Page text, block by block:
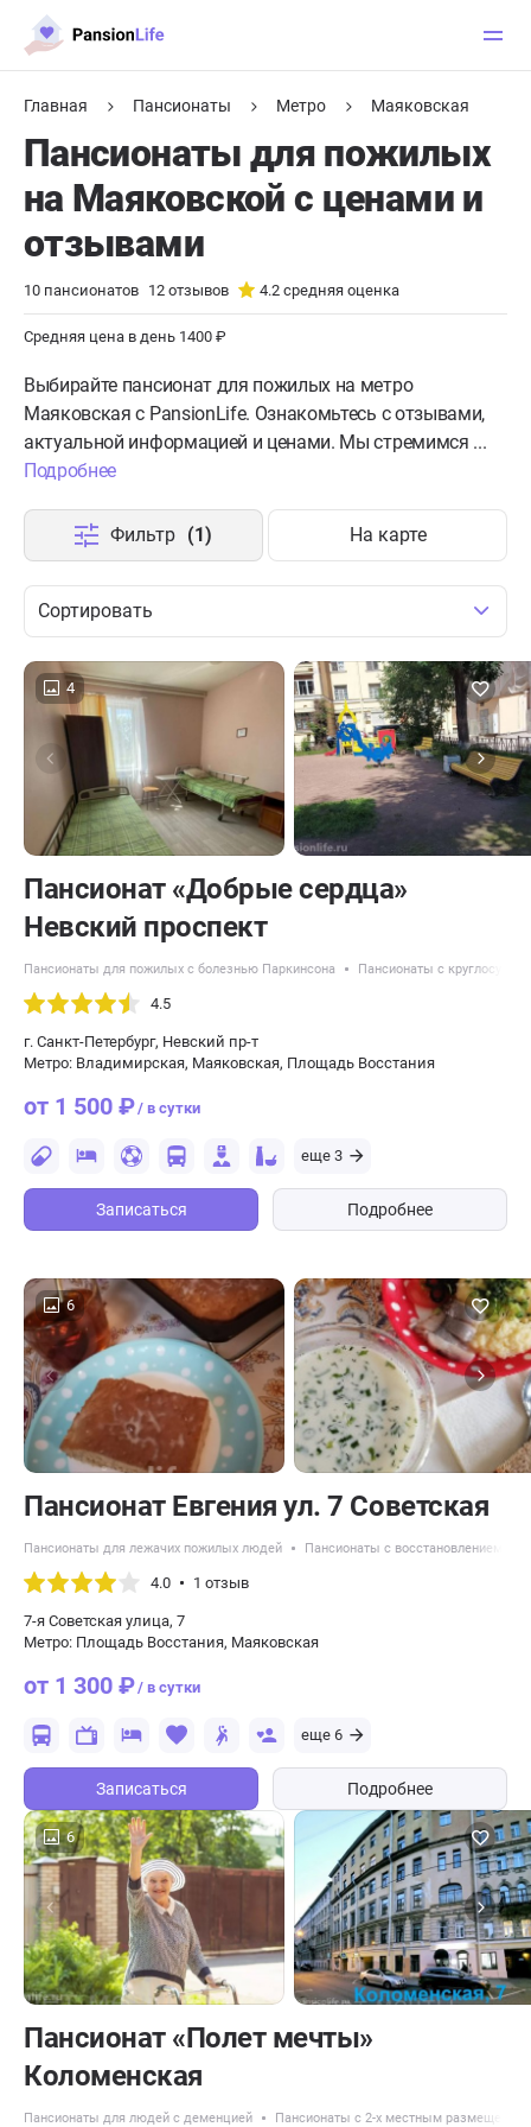
Главная Пансионаты Метро Маяковская
Пансионаты для пожилых
на Маяковской с ценами и
отзывами
10 пансионатов 12 отзывов 4.2 средняя оценка
Средняя цена в день 1400 ₽
Выбирайте пансионат для пожилых на метро
Маяковская с PansionLife. Ознакомьтесь с отзывами,
актуальной информацией и ценами. Мы стремимся ...
Подробнее
Сортировать
Фильтр (1) На карте
4
Пансионат «Добрые сердца»
Невский проспект
Пансионаты для пожилых с болезнью Паркинсона Пансионаты с
4.5
г. Санкт-Петербург, Невский пр-т
Метро: Владимирская, Маяковская, Площадь Восстания
от 1 500 ₽/ в сутки
еще 3
Записаться Подробнее
6
Пансионат Евгения ул. 7 Советская
Пансионаты для лежачих пожилых людей Пансионаты с восстановлением
4.0 1 отзыв
7-я Советская улица, 7
Метро: Площадь Восстания, Маяковская
от 1 300 ₽/ в сутки
еще 6
Записаться Подробнее
6
Пансионат «Полет мечты»
Коломенская
Пансионаты для людей с деменцией Пансионаты с 2-х местным размещением